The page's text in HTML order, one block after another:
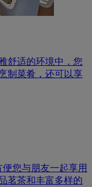
舒适的环境中，您
制菜肴，还可以享
您与朋友一起享用
茗茶和丰富多样的